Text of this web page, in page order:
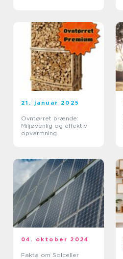
21. januar 2025
Ovntørret brænde:
Miljøvenlig og effektiv
opvarmning
04. oktober 2024
Fakta om Solceller